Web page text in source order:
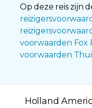
Op deze reis zijn
voorwaarden Fox
voorwaarden
Holland